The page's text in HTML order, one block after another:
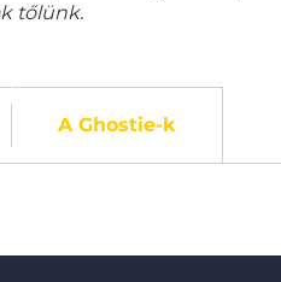
tőlünk.
A Ghostie-k